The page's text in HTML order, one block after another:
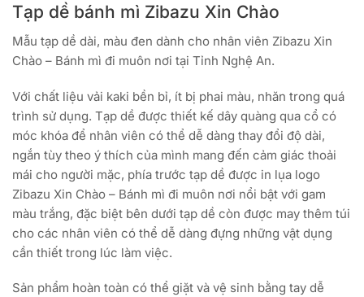
Tạp dề bánh mì Zibazu Xin Chào
Mẫu tạp dề dài, màu đen dành cho nhân viên Zibazu Xin
Chào – Bánh mì đi muôn nơi tại Tỉnh Nghệ An.
Với chất liệu vải kaki bền bỉ, ít bị phai màu, nhăn trong quá
trình sử dụng. Tạp dề được thiết kế dây quàng qua cổ có
móc khóa để nhân viên có thể dễ dàng thay đổi độ dài,
ngắn tùy theo ý thích của mình mang đến cảm giác thoải
mái cho người mặc, phía trước tạp dề được in lụa logo
Zibazu Xin Chào – Bánh mì đi muôn nơi nổi bật với gam
màu trắng, đặc biệt bên dưới tạp dề còn được may thêm túi
cho các nhân viên có thể dễ dàng đựng những vật dụng
cần thiết trong lúc làm việc.
Sản phẩm hoàn toàn có thể giặt và vệ sinh bằng tay dễ